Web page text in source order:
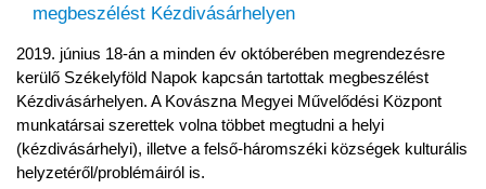
2019. június 18-án a minden év októberében megrendezésre
kerülő Székelyföld Napok kapcsán tartottak megbeszélést
Kézdivásárhelyen. A Kovászna Megyei Művelődési Központ
munkatársai szerettek volna többet megtudni a helyi
(kézdivásárhelyi), illetve a felső-háromszéki községek kulturális
helyzetéről/problémáiról is.